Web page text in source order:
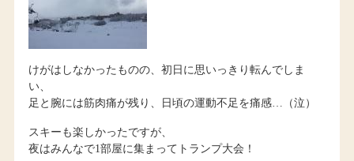
けがはしなかったものの、初日に思いっきり転んでしま
い、
足と腕には筋肉痛が残り、日頃の運動不足を痛感…（泣）
スキーも楽しかったですが、
夜はみんなで1部屋に集まってトランプ大会！